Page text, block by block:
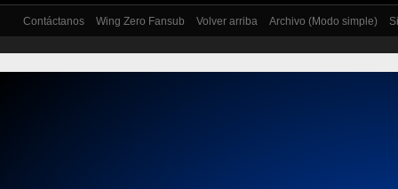
Contáctanos Wing Zero Fansub Volver arriba Archivo (Modo simple)